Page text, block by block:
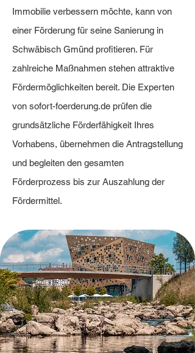
Immobilie verbessern möchte, kann von
einer Förderung für seine Sanierung in
Schwäbisch Gmünd profitieren. Für
zahlreiche Maßnahmen stehen attraktive
Fördermöglichkeiten bereit. Die Experten
von sofort-foerderung.de prüfen die
grundsätzliche Förderfähigkeit Ihres
Vorhabens, übernehmen die Antragstellung
und begleiten den gesamten
Förderprozess bis zur Auszahlung der
Fördermittel.